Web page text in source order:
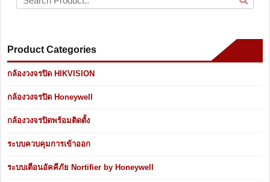
Product Categories
กล้องวงจรปิด HIKVISION
กล้องวงจรปิด Honeywell
กล้องวงจรปิดพร้อมติดตั้ง
ระบบควบคุมการเข้าออก
ระบบเตือนอัคคีภัย Nortifier by Honeywell